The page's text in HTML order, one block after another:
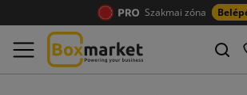
Szakmai zóna